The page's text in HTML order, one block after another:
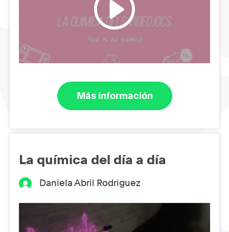
Más información
La química del día a día
Daniela Abril Rodriguez